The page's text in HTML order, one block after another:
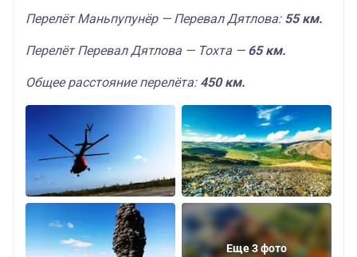
Перелёт Маньпупунёр — Перевал Дятлова: 55 км.
Перелёт Перевал Дятлова — Тохта — 65 км.
Общее расстояние перелёта:450 км.
Еще 3 фото